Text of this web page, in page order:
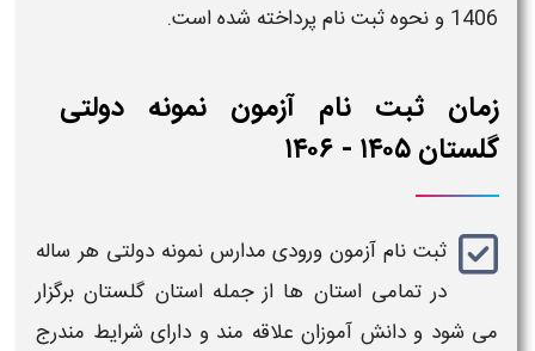
1406 و نحوه ثبت نام
پرداخته شده است.
زمان ثبت نام آزمون نمونه دولتی​
گلستان ​​۱۴۰۵ - ۱۴۰۶
ثبت نام آزمون ورودی مدارس نمونه دولتی هر ساله
در تمامی استان ها از جمله استان گلستان برگزار
می شود و دانش آموزان علاقه مند و دارای شرایط مندرج